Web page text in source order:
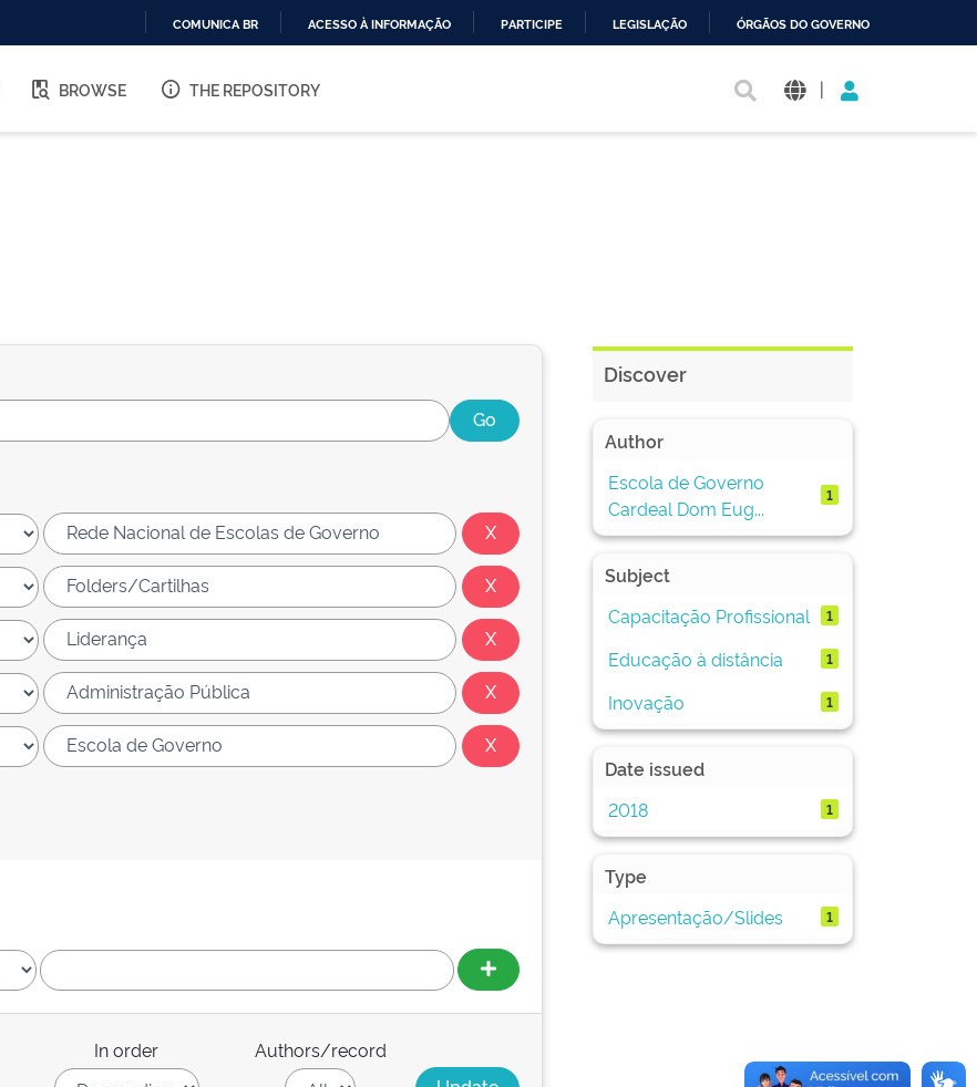
O
COMUNICA BR ACESSO À INFORMAÇÃO PARTICIPE LEGISLAÇÃO ÓRGÃOS DO GOVERNO
BROWSE THE REPOSITORY |
In order Authors/record
Discover
Author
Escola de Governo
Cardeal Dom Eug...
1
Subject
Capacitação Profissional
1
Educação à distância 1
Inovação 1
Date issued
2018
1
Type
Apresentação/Slides
1